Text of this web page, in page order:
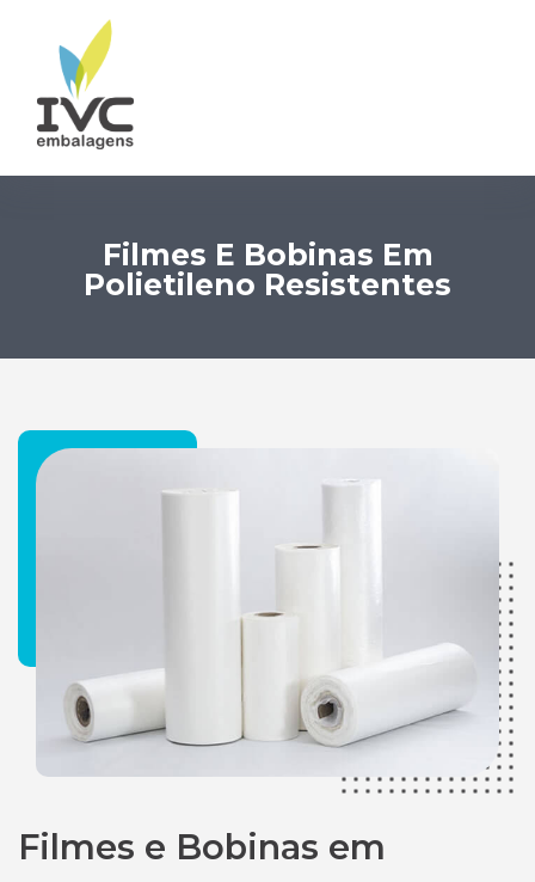
Filmes E Bobinas Em
Polietileno Resistentes
Filmes e Bobinas em